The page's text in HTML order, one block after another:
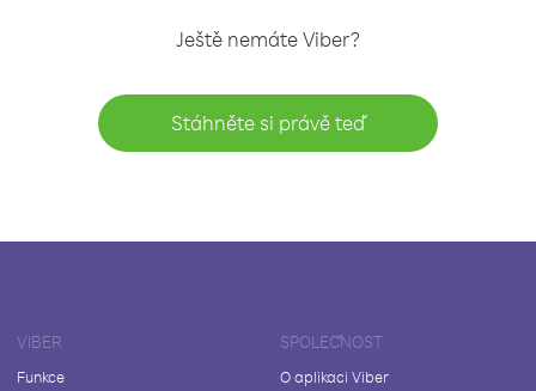
Ještě nemáte Viber?
Stáhněte si právě teď
VIBER
Funkce
SPOLEČNOST
O aplikaci Viber